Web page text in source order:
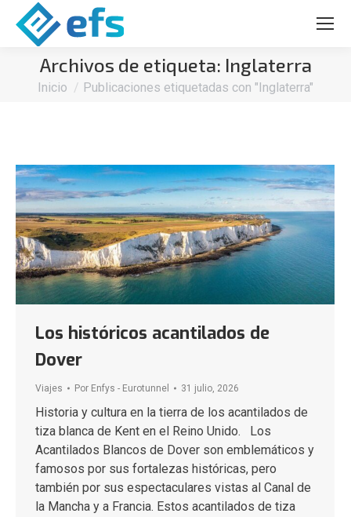
Archivos de etiqueta: Inglaterra
Estás aquí:
Inicio Publicaciones etiquetadas con "Inglaterra"
Los históricos acantilados de
Dover
Viajes Por Enfys - Eurotunnel 31 julio, 2026
Historia y cultura en la tierra de los acantilados de
tiza blanca de Kent en el Reino Unido. Los
Acantilados Blancos de Dover son emblemáticos y
famosos por sus fortalezas históricas, pero
también por sus espectaculares vistas al Canal de
la Mancha y a Francia. Estos acantilados de tiza